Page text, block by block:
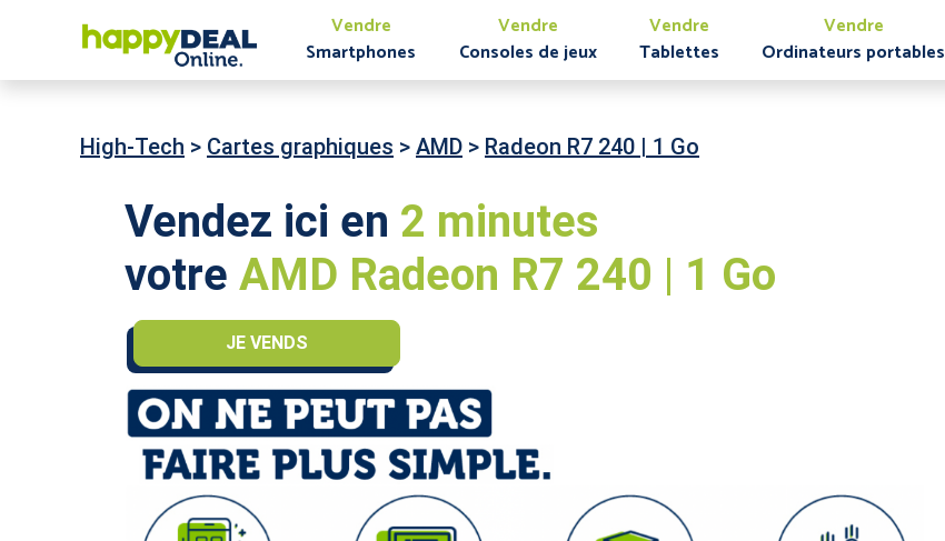
Vendre
Smartphones
Vendre
Consoles de jeux
Vendre
Tablettes
Vendre
Ordinateurs portables
High-Tech > Cartes graphiques > AMD > Radeon R7 240 | 1 Go
Vendez ici en 2 minutes
votre AMD Radeon R7 240 | 1 Go
JE VENDS